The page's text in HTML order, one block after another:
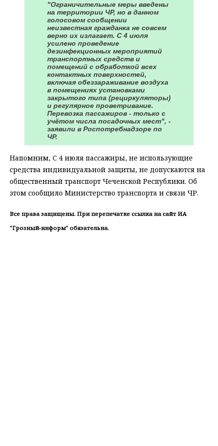
"Ограничительные меры введены
на территории ЧР, но в данном
голосовом сообщении
неизвестная гражданка не совсем
верно их излагает. С 4 июля
усилено проведение
дезинфекционных мероприятий
транспортных средств и
помещений с обработкой всех
контактных поверхностей,
включая обеззараживание воздуха
в помещениях установками
закрытого типа (рециркуляторы)
и регулярное проветривание.
Перевозка пассажиров - только с
учётом числа посадочных мест", -
заявили в Роспотребнадзоре по
ЧР.
Напомним, С 4 июля пассажиры, не использующие
средства индивидуальной защиты, не допускаются на
общественный транспорт Чеченской Республики. Об
этом сообщило Министерство транспорта и связи ЧР.
Все права защищены. При перепечатке ссылка на сайт ИА
"Грозный-информ" обязательна.